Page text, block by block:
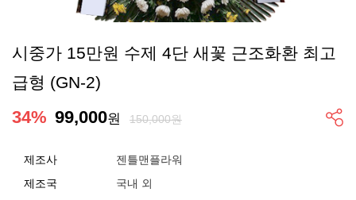
시중가 15만원 수제 4단 새꽃 근조화환 최고
급형 (GN-2)
34% 99,000원 150,000원
제조사
젠틀맨플라워
제조국
국내 외